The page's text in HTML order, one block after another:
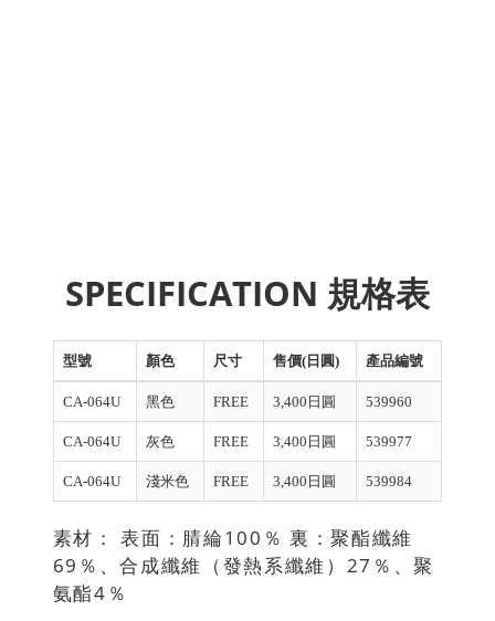
SPECIFICATION 規格表
型號 顏色 尺寸 售價(日圓) 產品編號
CA-064U 黑色 FREE 3,400日圓 539960
CA-064U 灰色 FREE 3,400日圓 539977
CA-064U 淺米色 FREE 3,400日圓 539984
素材： 表面：腈綸100％ 裏：聚酯纖維
69％、合成纖維（發熱系纖維）27％、聚
氨酯4％